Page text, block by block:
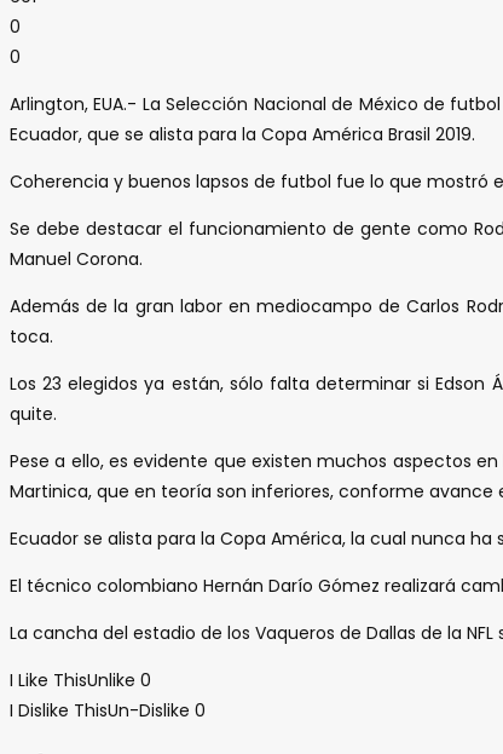
0
0
Arlington, EUA.- La Selección Nacional de México de
Ecuador, que se alista para la Copa América Brasil 2019.
Coherencia y buenos lapsos de futbol fue lo que mostró
Se debe destacar el funcionamiento de gente como
Manuel Corona.
Además de la gran labor en mediocampo de Carlos
toca.
Los 23 elegidos ya están, sólo falta determinar si
quite.
Pese a ello, es evidente que existen muchos aspectos
Martinica, que en teoría son inferiores, conforme
Ecuador se alista para la Copa América, la cual nunca
El técnico colombiano Hernán Darío Gómez realizará
La cancha del estadio de los Vaqueros de Dallas de la
I Like ThisUnlike 0
I Dislike ThisUn-Dislike 0